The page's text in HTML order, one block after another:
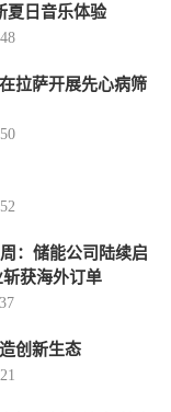
夏日音乐体验
拉萨开展先心病筛
：储能公司陆续启
获海外订单
创新生态